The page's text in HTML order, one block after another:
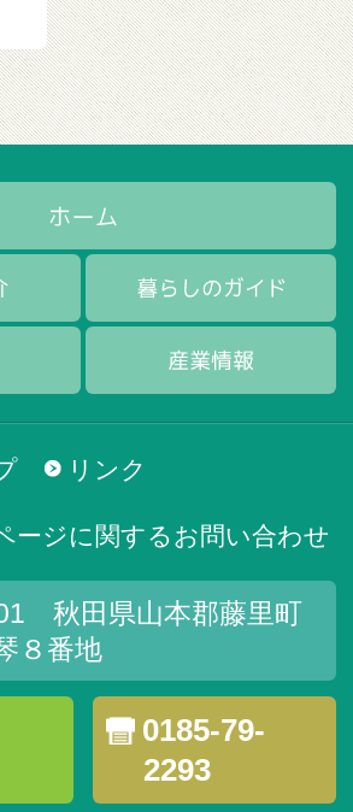
リンク
ージに関するお問い合わせ
秋田県山本郡藤里町
８番地
0185-79-
2293